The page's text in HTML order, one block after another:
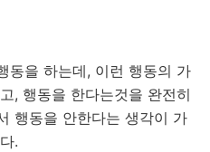
동을 하는데, 이런 행동의 가
, 행동을 한다는것을 완전히
행동을 안한다는 생각이 가
.